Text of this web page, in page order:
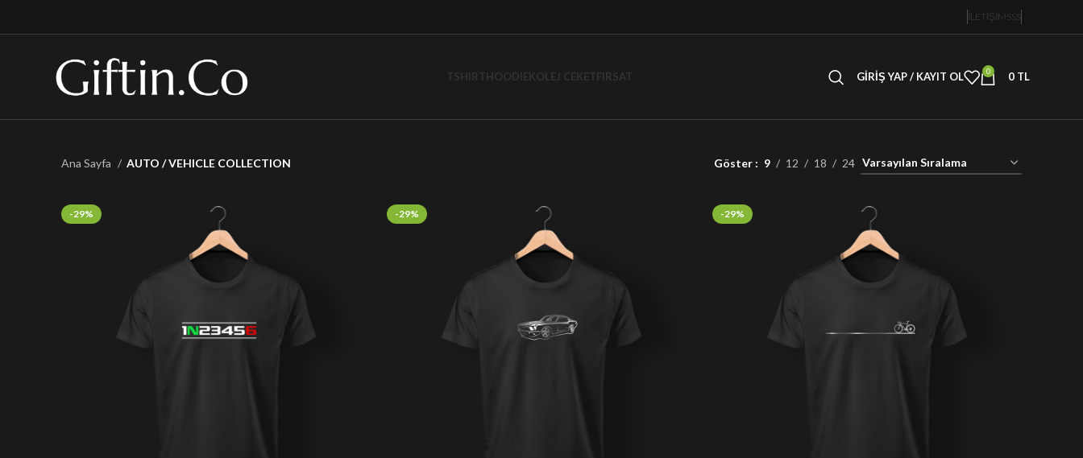
İLETİŞİMSSS
TSHIRTHOODIEKOLEJ CEKETFIRSAT GIRIŞ YAP / KAYIT OL 0 0 TL
Ana Sayfa AUTO / VEHICLE COLLECTION Göster 9 12 18 24
-29% -29% -29%